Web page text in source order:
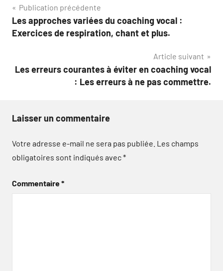
Navigation
de
Publication précédente
Les approches variées du coaching vocal :
Exercices de respiration, chant et plus.
Article suivant
Les erreurs courantes à éviter en coaching vocal
: Les erreurs à ne pas commettre.
Laisser un commentaire
Votre adresse e-mail ne sera pas publiée. Les champs
obligatoires sont indiqués avec*
Commentaire*